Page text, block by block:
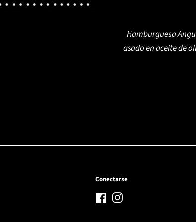
Hamburguesa
asado en aceite de
Conectarse
FacebookInstagram